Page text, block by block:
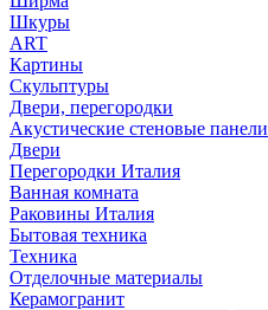
Шкуры
ART
Картины
Скульптуры
Двери, перегородки
Акустические стеновые панели
Двери
Перегородки Италия
Ванная комната
Раковины Италия
Бытовая техника
Техника
Отделочные материалы
Керамогранит